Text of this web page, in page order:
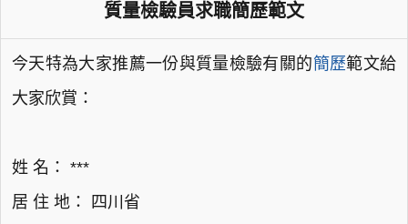
質量檢驗員求職簡歷範文
今天特為大家推薦一份與質量檢驗有關的簡歷範文給
大家欣賞：
姓 名： ***
居 住 地： 四川省